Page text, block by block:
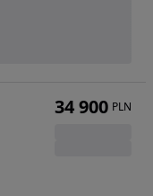
34 900 PLN